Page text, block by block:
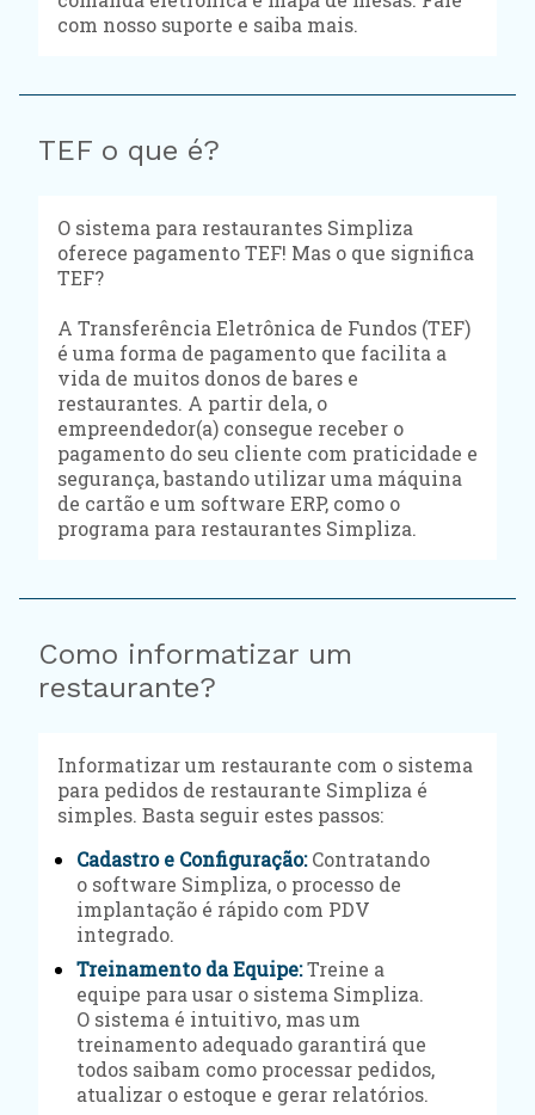
com nosso suporte e saiba mais.
TEF o que é?
O sistema para restaurantes Simpliza
oferece pagamento TEF! Mas o que significa
TEF?
A Transferência Eletrônica de Fundos (TEF)
é uma forma de pagamento que facilita a
vida de muitos donos de bares e
restaurantes. A partir dela, o
empreendedor(a) consegue receber o
pagamento do seu cliente com praticidade e
segurança, bastando utilizar uma máquina
de cartão e um software ERP, como o
programa para restaurantes Simpliza.
Como informatizar um
restaurante?
Informatizar um restaurante com o sistema
para pedidos de restaurante Simpliza é
simples. Basta seguir estes passos:
Cadastro e Configuração:Contratando
o software Simpliza, o processo de
implantação é rápido com PDV
integrado.
Treinamento da Equipe:Treine a
equipe para usar o sistema Simpliza.
O sistema é intuitivo, mas um
treinamento adequado garantirá que
todos saibam como processar pedidos,
atualizar o estoque e gerar relatórios.